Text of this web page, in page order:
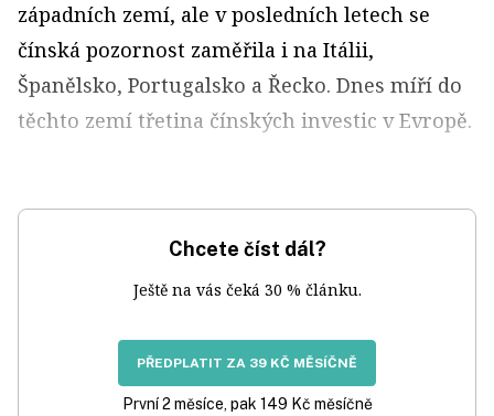
západních zemí, ale v posledních letech se
čínská pozornost zaměřila i na Itálii,
Španělsko, Portugalsko a Řecko. Dnes míří do
těchto zemí třetina čínských investic v Evropě.
Chcete číst dál?
Ještě na vás čeká 30 % článku.
PŘEDPLATIT ZA 39 KČ MĚSÍČNĚ
První 2 měsíce, pak 149 Kč měsíčně